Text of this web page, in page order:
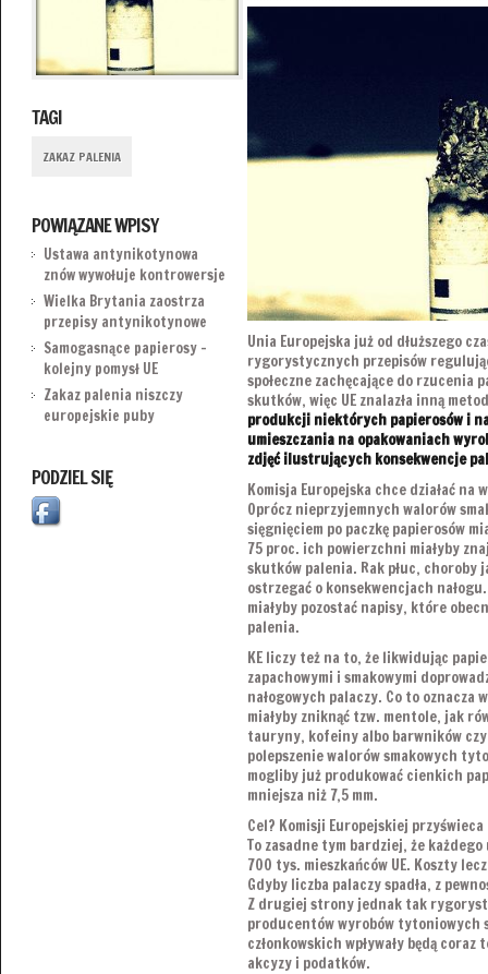
TAGI
ZAKAZ PALENIA
POWIĄZANE WPISY
Ustawa antynikotynowa
znów wywołuje kontrowersje
Wielka Brytania zaostrza
przepisy antynikotynowe
Samogasnące papierosy –
kolejny pomysł UE
Zakaz palenia niszczy
europejskie puby
PODZIEL SIĘ
Unia Europejska już od dłuższego
rygorystycznych przepisów
społeczne zachęcające do rzucenia
skutków, więc UE znalazła inną
produkcji niektórych papierosów i
umieszczania na opakowaniach
zdjęć ilustrujących konsekwencje
Komisja Europejska chce działać na
Oprócz nieprzyjemnych walorów
sięgnięciem po paczkę papierosów
75 proc. ich powierzchni miałyby
skutków palenia. Rak płuc, choroby
ostrzegać o konsekwencjach
miałyby pozostać napisy, które
palenia.
KE liczy też na to, że likwidując
zapachowymi i smakowymi
nałogowych palaczy. Co to oznacza
miałyby zniknąć tzw. mentole, jak
tauryny, kofeiny albo barwników
polepszenie walorów smakowych
mogliby już produkować cienkich
mniejsza niż 7,5 mm.
Cel? Komisji Europejskiej
To zasadne tym bardziej, że
700 tys. mieszkańców UE. Koszty
Gdyby liczba palaczy spadła, z
Z drugiej strony jednak tak
producentów wyrobów tytoniowych
członkowskich wpływały będą
akcyzy i podatków.